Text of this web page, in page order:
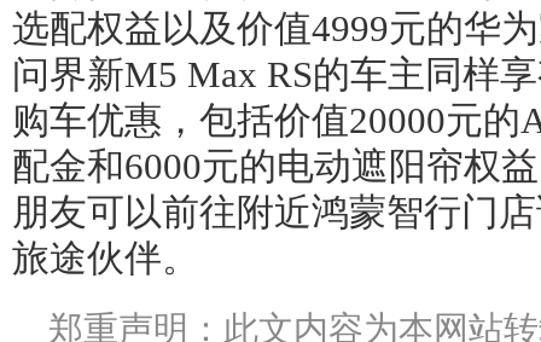
选配权益以及价值4999元的华
问界新M5 Max RS的车主同样
购车优惠，包括价值20000元的
配金和6000元的电动遮阳帘权
朋友可以前往附近鸿蒙智行门
旅途伙伴。
郑重声明：此文内容为本网站